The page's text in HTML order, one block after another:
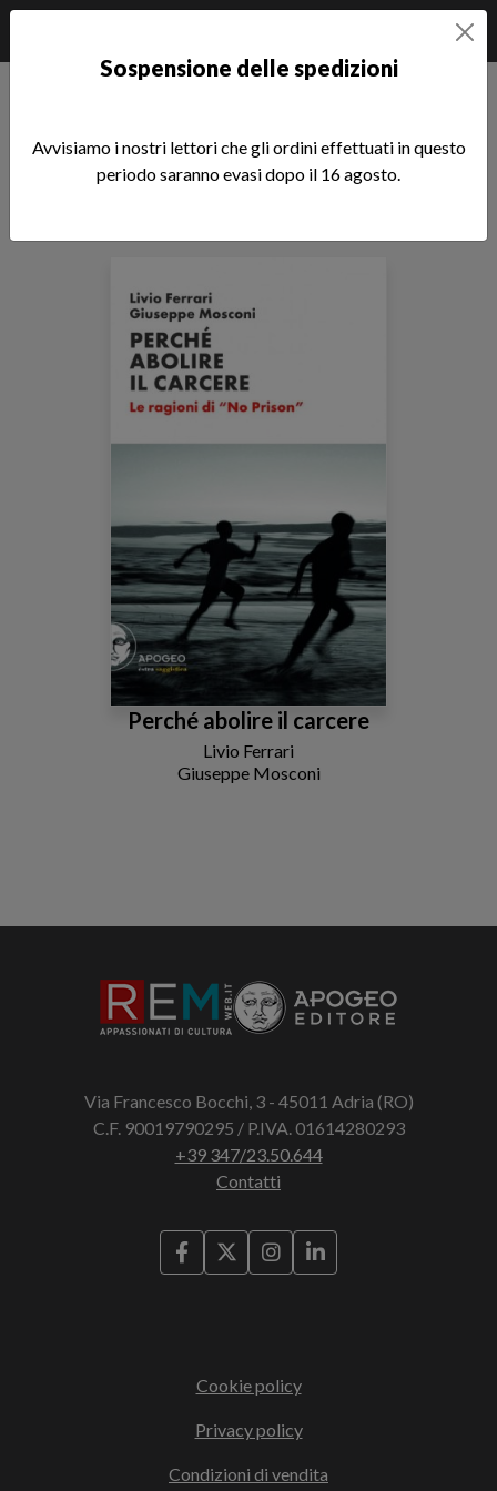
Libri di Giuseppe Mosconi
Sfoglia la lista completa
Perché abolire il carcere
Livio Ferrari
Giuseppe Mosconi
Via Francesco Bocchi, 3 - 45011 Adria (RO)
C.F. 90019790295 / P.IVA. 01614280293
+39 347/23.50.644
Contatti
Cookie policy
Privacy policy
Condizioni di vendita
Sospensione delle spedizioni
Avvisiamo i nostri lettori che gli ordini effettuati in questo
periodo saranno evasi dopo il 16 agosto.